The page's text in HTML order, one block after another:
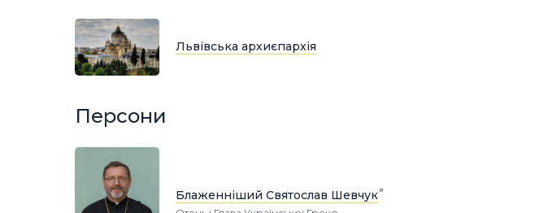
Львівська архиєпархія
Персони
Блаженніший Святослав Шевчук